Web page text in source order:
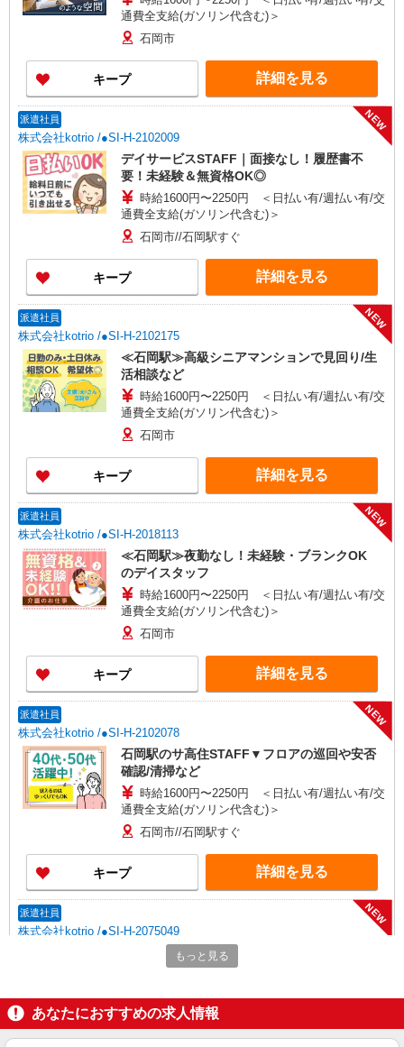
通費全支給(ガソリン代含む)＞
石岡市
キープ 詳細を見る
派遣社員
株式会社kotrio /●SI-H-2102009
NEW
デイサービスSTAFF｜面接なし！履歴書不
要！未経験＆無資格OK◎
時給1600円〜2250円 ＜日払い有/週払い有/交
通費全支給(ガソリン代含む)＞
石岡市//石岡駅すぐ
キープ 詳細を見る
派遣社員
株式会社kotrio /●SI-H-2102175
NEW
≪石岡駅≫高級シニアマンションで見回り/生
活相談など
時給1600円〜2250円 ＜日払い有/週払い有/交
通費全支給(ガソリン代含む)＞
石岡市
キープ 詳細を見る
派遣社員
株式会社kotrio /●SI-H-2018113
NEW
≪石岡駅≫夜勤なし！未経験・ブランクOK
のデイスタッフ
時給1600円〜2250円 ＜日払い有/週払い有/交
通費全支給(ガソリン代含む)＞
石岡市
キープ 詳細を見る
派遣社員
株式会社kotrio /●SI-H-2102078
NEW
石岡駅のサ高住STAFF▼フロアの巡回や安否
確認/清掃など
時給1600円〜2250円 ＜日払い有/週払い有/交
通費全支給(ガソリン代含む)＞
石岡市//石岡駅すぐ
キープ 詳細を見る
派遣社員
株式会社kotrio /●SI-H-2075049
NEW
シニア向けマンションで見守り・食事配膳な
ど＊石岡駅＊日払可
通費全支給(ガソリン代含む)＞
石岡市
もっと見る
あなたにおすすめの求人情報